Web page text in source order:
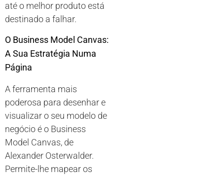
até o melhor produto está
destinado a falhar.
O Business Model Canvas:
A Sua Estratégia Numa
Página
A ferramenta mais
poderosa para desenhar e
visualizar o seu modelo de
negócio é o Business
Model Canvas, de
Alexander Osterwalder.
Permite-lhe mapear os